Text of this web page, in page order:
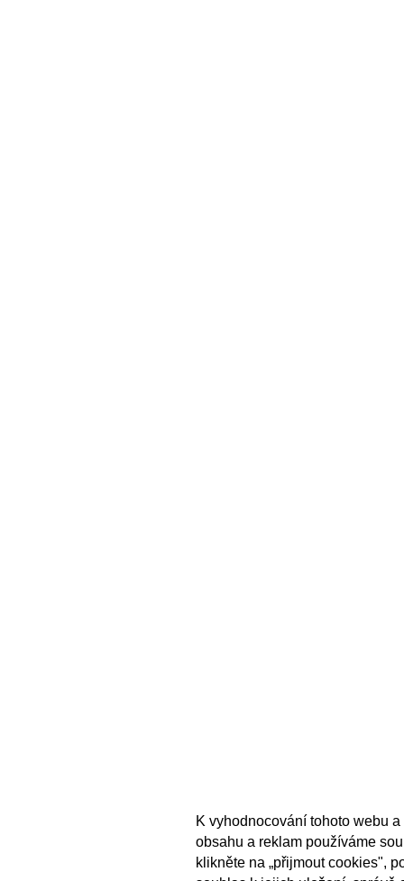
K vyhodnocování tohoto webu
obsahu a reklam používáme
klikněte na „přijmout cookies",